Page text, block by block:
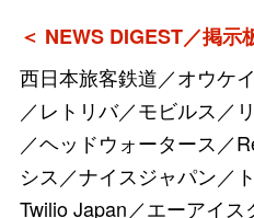
＜ NEWS DIGEST／掲示
西日本旅客鉄道／オウケ
／レトリバ／モビルス／
／ヘッドウォータース／
シス／ナイスジャパン／
Twilio Japan／エーアイス